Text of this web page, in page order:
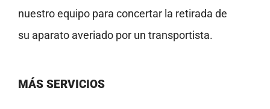
nuestro equipo para concertar la retirada de
su aparato averiado por un transportista.
MÁS SERVICIOS